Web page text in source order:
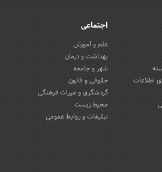
اطلاعات
اجتماعی
علم و آموزش
بهداشت و درمان
شهر و جامعه
حقوقی و قانون
گردشگری و میراث فرهنگی
محیط زیست
تبلیغات و روابط عمومی